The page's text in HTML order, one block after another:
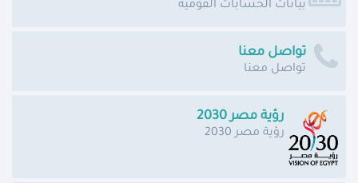
بيانات الحسابات القومية
تواصل معنا
تواصل معنا
رؤية مصر 2030
رؤية مصر 2030